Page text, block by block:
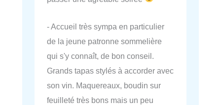
- Accueil très sympa en particulier
de la jeune patronne sommelière
qui s'y connaît, de bon conseil.
Grands tapas stylés à accorder avec
son vin. Maquereaux, boudin sur
feuilleté très bons mais un peu